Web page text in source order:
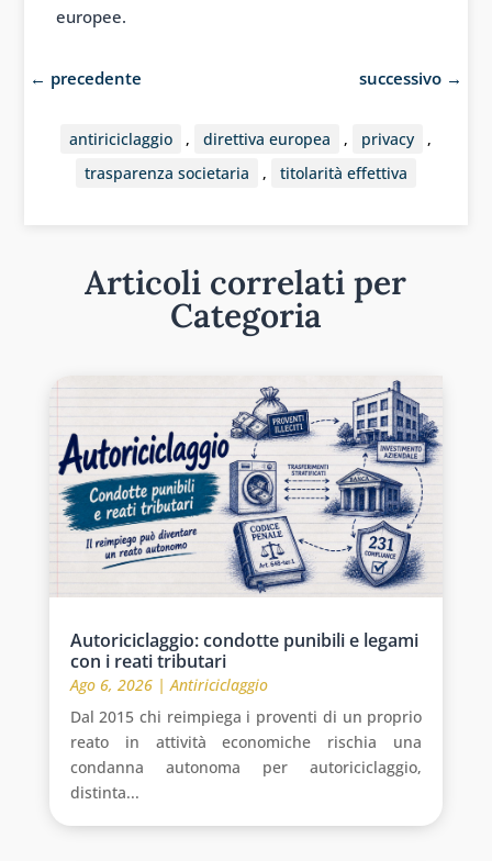
europee.
← precedente successivo →
antiriciclaggio , direttiva europea , privacy
,
trasparenza societaria
, titolarità effettiva
Articoli correlati per
Categoria
Autoriciclaggio: condotte punibili e legami
con i reati tributari
Ago 6, 2026| Antiriciclaggio
Dal 2015 chi reimpiega i proventi di un proprio
reato in attività economiche rischia una
condanna autonoma per autoriciclaggio,
distinta...